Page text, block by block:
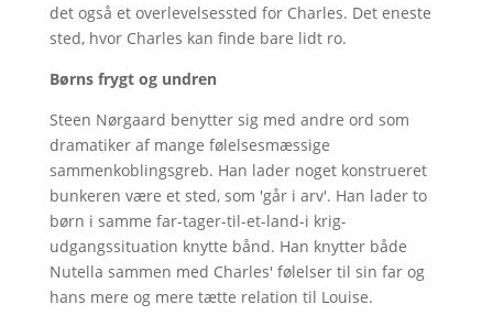
det også et overlevelsessted for Charles. Det eneste
sted, hvor Charles kan finde bare lidt ro.
Børns frygt og undren
Steen Nørgaard benytter sig med andre ord som
dramatiker af mange følelsesmæssige
sammenkoblingsgreb. Han lader noget konstrueret
bunkeren være et sted, som 'går i arv'. Han lader to
børn i samme far-tager-til-et-land-i krig-
udgangssituation knytte bånd. Han knytter både
Nutella sammen med Charles' følelser til sin far og
hans mere og mere tætte relation til Louise.